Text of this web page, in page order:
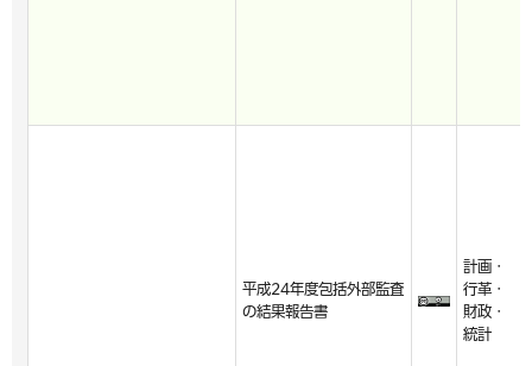
平成24年度包括外部監査
の結果報告書
計画・
行革・
財政・
統計